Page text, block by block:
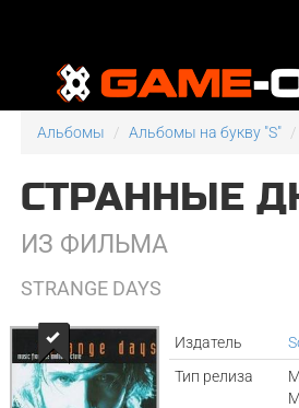
Альбомы Альбомы на букву "S"
СТРАННЫЕ
ИЗ ФИЛЬМА
STRANGE DAYS
Издатель
Тип релиза